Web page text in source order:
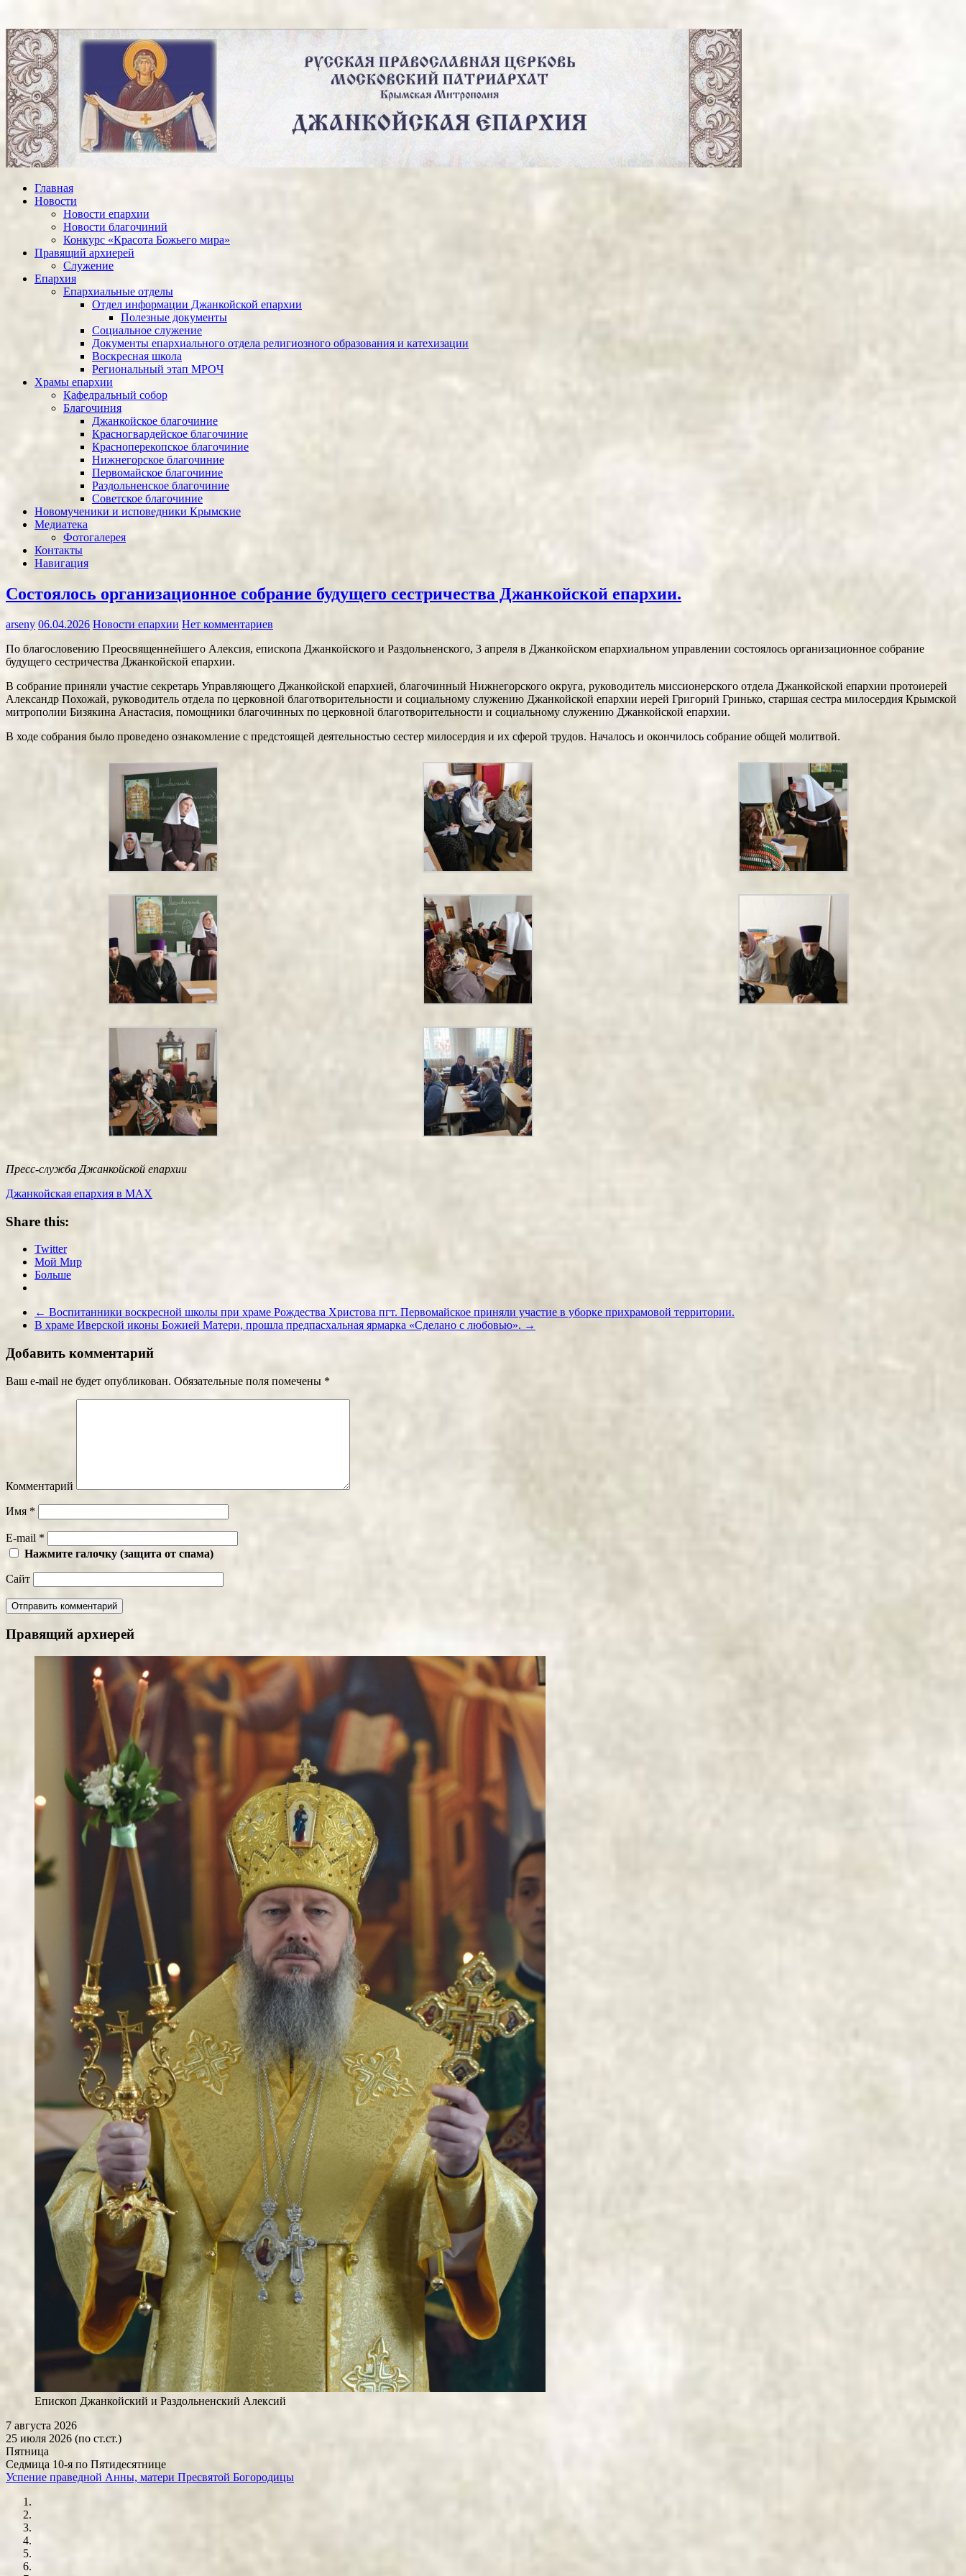
Главная
Новости
Новости епархии
Новости благочиний
Конкурс «Красота Божьего мира»
Правящий архиерей
Служение
Епархия
Епархиальные отделы
Отдел информации Джанкойской епархии
Полезные документы
Социальное служение
Документы епархиального отдела религиозного образования и катехизации
Воскресная школа
Региональный этап МРОЧ
Храмы епархии
Кафедральный собор
Благочиния
Джанкойское благочиние
Красногвардейское благочиние
Красноперекопское благочиние
Нижнегорское благочиние
Первомайское благочиние
Раздольненское благочиние
Советское благочиние
Новомученики и исповедники Крымские
Медиатека
Фотогалерея
Контакты
Навигация
Состоялось организационное собрание будущего сестричества Джанкойской епархии.
arseny 06.04.2026 Новости епархии Нет комментариев
По благословению Преосвященнейшего Алексия, епископа Джанкойского и Раздольненского, 3 апреля в Джанкойском епархиальном управлении состоялось организационное собрание
будущего сестричества Джанкойской епархии.
В собрание приняли участие секретарь Управляющего Джанкойской епархией, благочинный Нижнегорского округа, руководитель миссионерского отдела Джанкойской епархии протоиерей
Александр Похожай, руководитель отдела по церковной благотворительности и социальному служению Джанкойской епархии иерей Григорий Гринько, старшая сестра милосердия Крымской
митрополии Бизякина Анастасия, помощники благочинных по церковной благотворительности и социальному служению Джанкойской епархии.
В ходе собрания было проведено ознакомление с предстоящей деятельностью сестер милосердия и их сферой трудов. Началось и окончилось собрание общей молитвой.
Пресс-служба Джанкойской епархии
Джанкойская епархия в МАХ
Share this:
Twitter
Мой Мир
Больше
← Воспитанники воскресной школы при храме Рождества Христова пгт. Первомайское приняли участие в уборке прихрамовой территории.
В храме Иверской иконы Божией Матери, прошла предпасхальная ярмарка «Сделано с любовью». →
Добавить комментарий
Ваш e-mail не будет опубликован. Обязательные поля помечены *
Комментарий
Имя *
E-mail *
Нажмите галочку (защита от спама)
Сайт
Правящий архиерей
Епископ Джанкойский и Раздольненский Алексий
7 августа 2026
25 июля 2026 (по ст.ст.)
Пятница
Седмица 10-я по Пятидесятнице
Успение праведной Анны, матери Пресвятой Богородицы